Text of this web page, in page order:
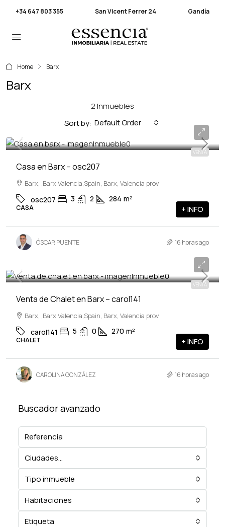
+34 647 803 355 San Vicent Ferrer 24 Gandía
Home Barx
Barx
2 Inmuebles
Sort by: Default Order
VENTA
299,000€
Casa en Barx – osc207
Barx, ,Barx,Valencia,Spain, Barx, Valencia prov
osc207 3 2 284 m²
CASA + INFO
ÓSCAR PUENTE 16 horas ago
VENTA
400,000€
Venta de Chalet en Barx – carol141
Barx, ,Barx,Valencia,Spain, Barx, Valencia prov
carol141 5 0 270 m²
CHALET + INFO
CAROLINA GONZÁLEZ 16 horas ago
Buscador avanzado
Ciudades...
Tipo inmueble
Habitaciones
Etiqueta